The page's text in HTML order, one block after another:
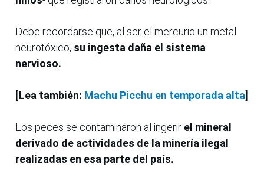
Debe recordarse que, al ser el mercurio un metal
neurotóxico, su ingesta daña el sistema
nervioso.
[Lea también: Machu Picchu en temporada alta]
Los peces se contaminaron al ingerir el mineral
derivado de actividades de la minería ilegal
realizadas en esa parte del país.